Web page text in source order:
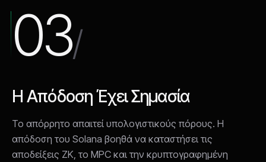
03/
Η Απόδοση Έχει Σημασία
Το απόρρητο απαιτεί υπολογιστικούς πόρους. Η
απόδοση του Solana βοηθά να καταστήσει τις
αποδείξεις ZK, το MPC και την κρυπτογραφημένη